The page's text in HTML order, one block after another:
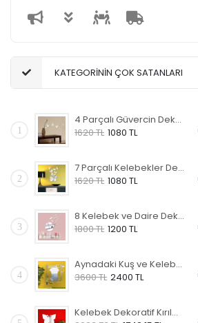
KATEGORİNİN ÇOK SATANLARI
1
4 Parçalı Güvercin Dekoratif Kırılmaz Ayna
1620 TL 1080 TL
2
7 Parçalı Kelebekler Dekoratif Kırılmaz Ayna
1620 TL 1080 TL
3
8 Kelebek ve Daire Dekoratif Kırılmaz Ayna
1800 TL 1200 TL
4
Aynadaki Kuş ve Kelebekler Dekoratif Kırılmaz Ayna
3600 TL 2400 TL
Kelebek Dekoratif Kırılmaz Ayna